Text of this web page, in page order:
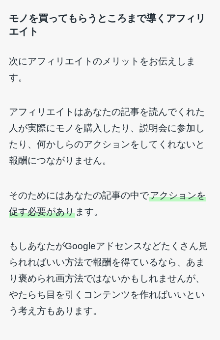
モノを買ってもらうところまで導くアフィリ
エイト
次にアフィリエイトのメリットをお伝えしま
す。
アフィリエイトはあなたの記事を読んでくれた
人が実際にモノを購入したり、説明会に参加し
たり、何かしらのアクションをしてくれないと
報酬につながりません。
そのためにはあなたの記事の中でアクションを
促す必要があります。
もしあなたがGoogleアドセンスなどたくさん見
られればいい方法で報酬を得ているなら、あま
り褒められ画方法ではないかもしれませんが、
やたらち目を引くコンテンツを作ればいいとい
う考え方もあります。